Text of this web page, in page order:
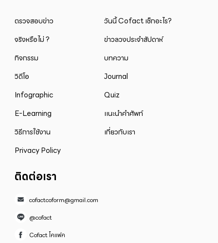
ตรวจสอบข่าว
วันนี้ Cofact เช็กอะไร?
จริงหรือไม่ ?
ข่าวลวงประจำสัปดาห์
กิจกรรม
บทความ
วิดีโอ
Journal
Infographic
Quiz
E-Learning
แนะนำคำศัพท์
วิธีการใช้งาน
เกี่ยวกับเรา
Privacy Policy
ติดต่อเรา
cofactcoform@gmail.com
@cofact
Cofact โคแฟค